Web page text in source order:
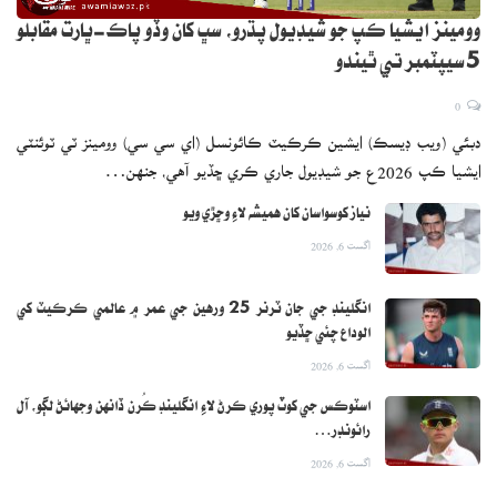
وومينز ايشيا ڪپ جو شيڊيول پڌرو، سڀ کان وڏو پاڪ-ڀارت مقابلو
5 سيپٽمبر تي ٿيندو
دبئي (ويب ڊيسڪ) ايشين ڪرڪيٽ ڪائونسل (اي سي سي) وومينز ٽي ٽوئنٽي
ايشيا ڪپ 2026ع جو شيڊيول جاري ڪري ڇڏيو آهي، جنهن…
نياز کوسواسان کان هميشه لاءِ وڇڙي ويو
اگست 6, 2026
انگلينڊ جي جان ٽرنر 25 ورهين جي عمر ۾ عالمي ڪرڪيٽ کي
الوداع چئي ڇڏيو
اگست 6, 2026
اسٽوڪس جي کوٽ پوري ڪرڻ لاءِ انگلينڊ ڪُرن ڏانهن وجهائڻ لڳو، آل
رائونڊر…
اگست 6, 2026